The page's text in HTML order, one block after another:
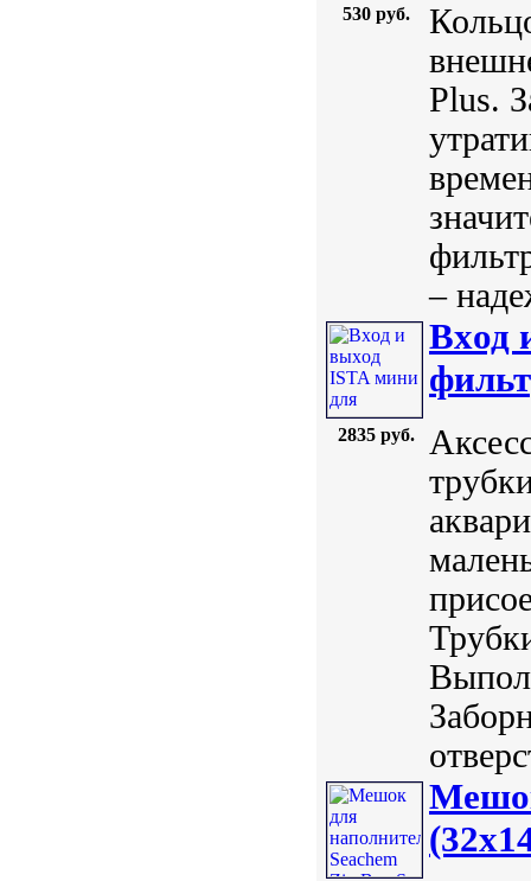
530 руб.
Plus.
–
2835 руб.
Вxод